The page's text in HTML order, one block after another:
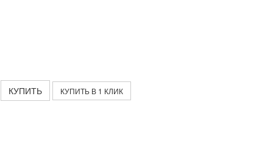
КУПИТЬ КУПИТЬ В 1 КЛИК